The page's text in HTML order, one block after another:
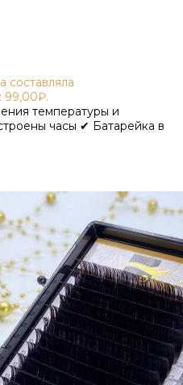
составляла
99,00₽.
температуры и
часы ✔ Батарейка в